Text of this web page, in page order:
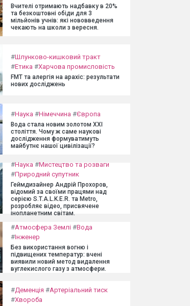
Вчителі отримають надбавку в 20%
та безкоштовні обіди для 3
мільйонів учнів: які нововведення
чекають на школи з вересня.
#Шлунково-кишковий тракт
#Етика #Харчова промисловість
FMT та алергія на арахіс: результати
нових досліджень
#Наука #Німеччина #Європа
Вода стала новим золотом XXI
століття. Чому ж саме наукові
дослідження формуватимуть
майбутнє нашої цивілізації?
#Наука #Мистецтво та розваги
#Природний супутник
Геймдизайнер Андрій Прохоров,
відомий за своїми працями над
серією S.T.A.L.K.E.R. та Metro,
розробляє відео, присвячене
інопланетним світам.
#Атмосфера Землі #Вода
#Інженер
Без використання вогню і
підвищених температур: вчені
виявили новий метод видалення
вуглекислого газу з атмосфери.
#Деменція #Артеріальний тиск
#Хвороба